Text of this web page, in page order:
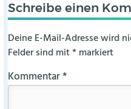
Schreibe einen
Deine E-Mail-Adresse wird
Felder sind mit*markiert
Kommentar*